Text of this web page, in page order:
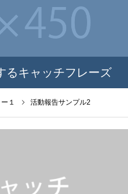
るキャッチフレーズ
１ 活動報告サンプル2